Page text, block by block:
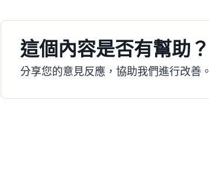
這個內容是否有幫助？
分享您的意見反應，協助我們進行改善。